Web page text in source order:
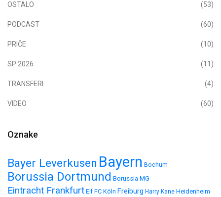
OSTALO (53)
PODCAST (60)
PRIČE (10)
SP 2026 (11)
TRANSFERI (4)
VIDEO (60)
Oznake
Bayer Leverkusen Bayern Bochum
Borussia Dortmund Borussia MG
Eintracht Frankfurt Elf FC Köln Freiburg Harry Kane Heidenheim